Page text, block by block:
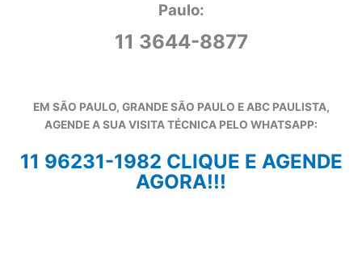
Paulo:
11 3644-8877
EM SÃO PAULO, GRANDE SÃO PAULO E ABC PAULISTA,
AGENDE A SUA VISITA TÉCNICA PELO WHATSAPP:
11 96231-1982 CLIQUE E AGENDE
AGORA!!!